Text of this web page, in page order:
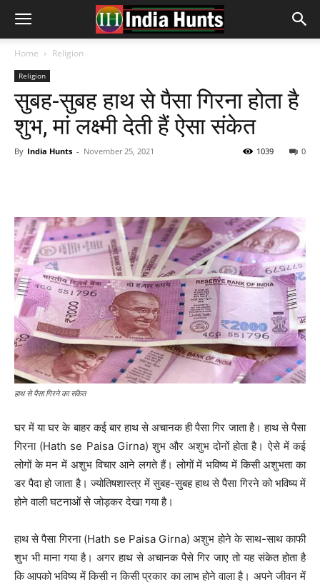
Home Religion
Religion
सुबह-सुबह हाथ से पैसा गिरना होता है
शुभ, मां लक्ष्मी देती हैं ऐसा संकेत
By India Hunts - November 25, 2021 0
1039
हाथ से पैसा गिरने का संकेत
घर में या घर के बाहर कई बार हाथ से अचानक ही पैसा गिर जाता है। हाथ से पैसा
गिरना (Hath se Paisa Girna) शुभ और अशुभ दोनों होता है। ऐसे में कई
लोगों के मन में अशुभ विचार आने लगते हैं। लोगों में भविष्य में किसी अशुभता का
डर पैदा हो जाता है। ज्योतिषशास्त्र में सुबह-सुबह हाथ से पैसा गिरने को भविष्य में
होने वाली घटनाओं से जोड़कर देखा गया है।
हाथ से पैसा गिरना (Hath se Paisa Girna) अशुभ होने के साथ-साथ काफी
शुभ भी माना गया है। अगर हाथ से अचानक पैसे गिर जाए तो यह संकेत होता है
कि आपको भविष्य में किसी न किसी प्रकार का लाभ होने वाला है। अपने जीवन में